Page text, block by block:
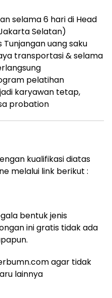
selama 6 hari di Head
Selatan)
uang saku
transportasi & selama
pelatihan
karyawan tetap,
probation
kualifikasi diatas
melalui link berikut :
bentuk jenis
ini gratis tidak ada
agar tidak
lainnya